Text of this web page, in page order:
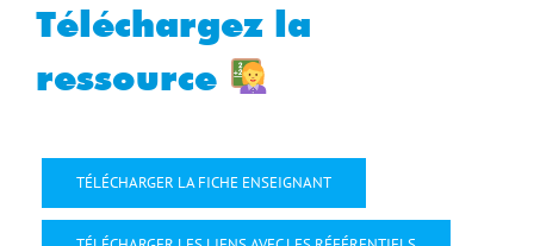
Téléchargez la
ressource
TÉLÉCHARGER LA FICHE ENSEIGNANT